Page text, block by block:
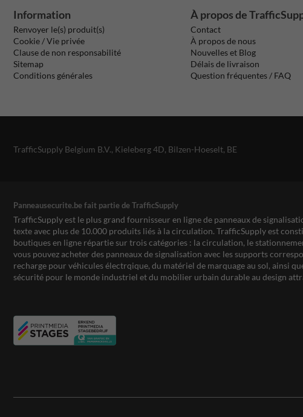
Information
Renvoyer le(s) produit(s)
Cookie / Vie privée
Clause de non responsabilité
Sitemap
Conditions générales
À propos de
Contact
À propos de nous
Nouvelles et Blog
Délais de livraison
Question fréquentes / FAQ
TrafficSupply Belgium B.V., Kieleberg 4D, Bilzen-Hoeselt, BE
Panneausecurite.be fait partie de TrafficSupply
TrafficSupply est le plus grand fournisseur en ligne de panneaux de
texte avec plus de 10.000 produits liés à la circulation. TrafficSupply est
boutiques en ligne répartie sur trois catégories : la circulation, le
vous pouvez acheter des panneaux de signalisation avec les supports
recharge pour véhicules électrqique, du matériel de marquage au sol, ainsi
sécurité pour le monde industriel et du mobilier urbain durable au design